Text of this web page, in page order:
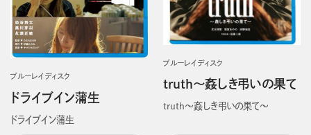
ブルーレイディスク
ドライブイン蒲生
ドライブイン蒲生
ブルーレイディスク
truth～姦しき弔いの果て
truth～姦しき弔いの果て～